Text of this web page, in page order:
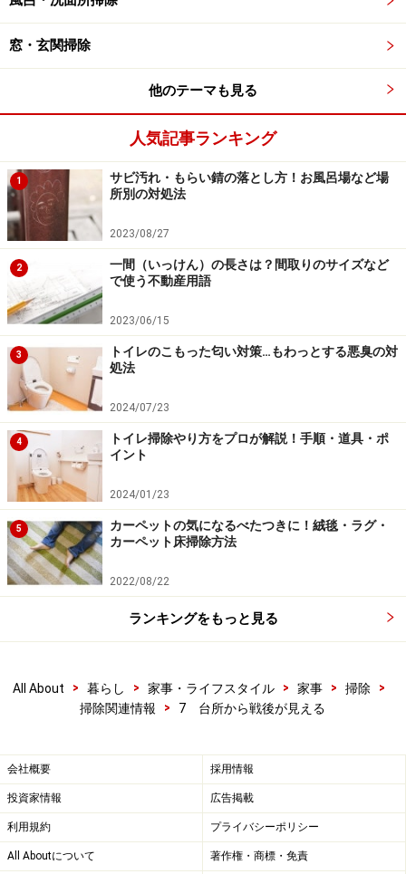
窓・玄関掃除
他のテーマも見る
人気記事ランキング
1
サビ汚れ・もらい錆の落とし方！お風呂場など場
所別の対処法
2023/08/27
2
一間（いっけん）の長さは？間取りのサイズなど
で使う不動産用語
2023/06/15
3
トイレのこもった匂い対策…もわっとする悪臭の対
処法
2024/07/23
4
トイレ掃除やり方をプロが解説！手順・道具・ポ
イント
2024/01/23
5
カーペットの気になるべたつきに！絨毯・ラグ・
カーペット床掃除方法
2022/08/22
ランキングをもっと見る
All About > 暮らし > 家事・ライフスタイル > 家事 > 掃除
>
掃除関連情報
> 7 台所から戦後が見える
会社概要 採用情報
投資家情報 広告掲載
利用規約 プライバシーポリシー
All Aboutについて 著作権・商標・免責